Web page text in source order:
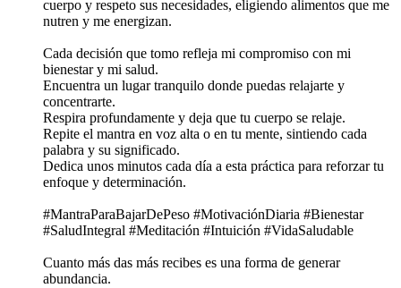
cuerpo y respeto sus necesidades, eligiendo alimentos que me
nutren y me energizan.
Cada decisión que tomo refleja mi compromiso con mi
bienestar y mi salud.
Encuentra un lugar tranquilo donde puedas relajarte y
concentrarte.
Respira profundamente y deja que tu cuerpo se relaje.
Repite el mantra en voz alta o en tu mente, sintiendo cada
palabra y su significado.
Dedica unos minutos cada día a esta práctica para reforzar tu
enfoque y determinación.
#MantraParaBajarDePeso #MotivaciónDiaria #Bienestar
#SaludIntegral #Meditación #Intuición #VidaSaludable
Cuanto más das más recibes es una forma de generar
abundancia.